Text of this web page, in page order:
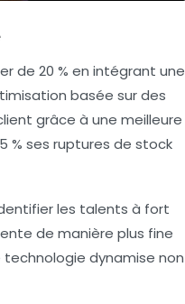
de 20 % en intégrant une
basée sur des
grâce à une meilleure
% ses ruptures de stock
les talents à fort
de manière plus fine
dynamise non